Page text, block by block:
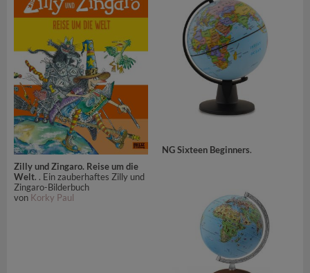
Zilly und Zingaro. Reise um die
Welt. . Ein zauberhaftes Zilly und
Zingaro-Bilderbuch
von Korky Paul
NG Sixteen Beginners.